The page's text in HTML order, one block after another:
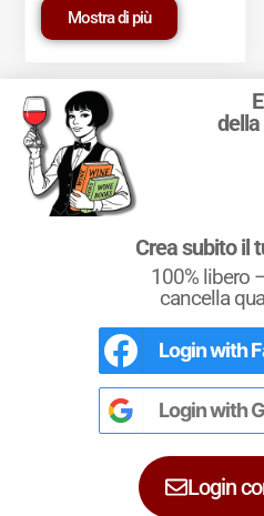
Mostra di più
Marchio Reg. |
Condizioni d'uso|Privacy Policy
Conoscere il
Un testo
mondo del vino.
esperti e i
Crea subito il
100% libero
cancella
Login with
Login with
Login